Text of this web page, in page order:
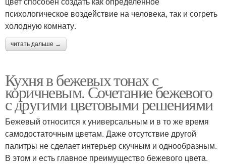
психологическое воздействие на человека, так и согреть
холодную комнату.
читать дальше →
Кухня в бежевых тонах с
коричневым. Сочетание бежевого
с другими цветовыми решениями
Бежевый относится к универсальным и в то же время
самодостаточным цветам. Даже отсутствие другой
палитры не сделает интерьер скучным и однообразным.
В этом и есть главное преимущество бежевого цвета.